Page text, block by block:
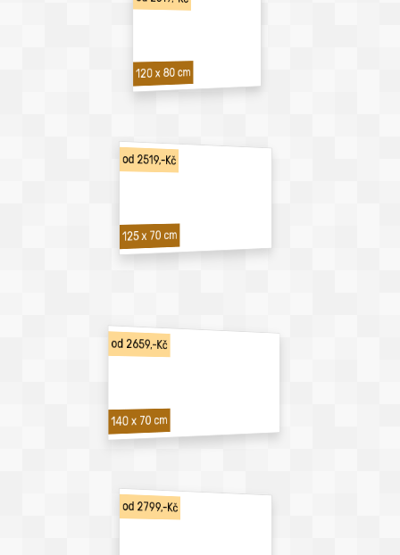
120 x 80 cm
od 2519,-Kč
125 x 70 cm
od 2659,-Kč
140 x 70 cm
od 2799,-Kč